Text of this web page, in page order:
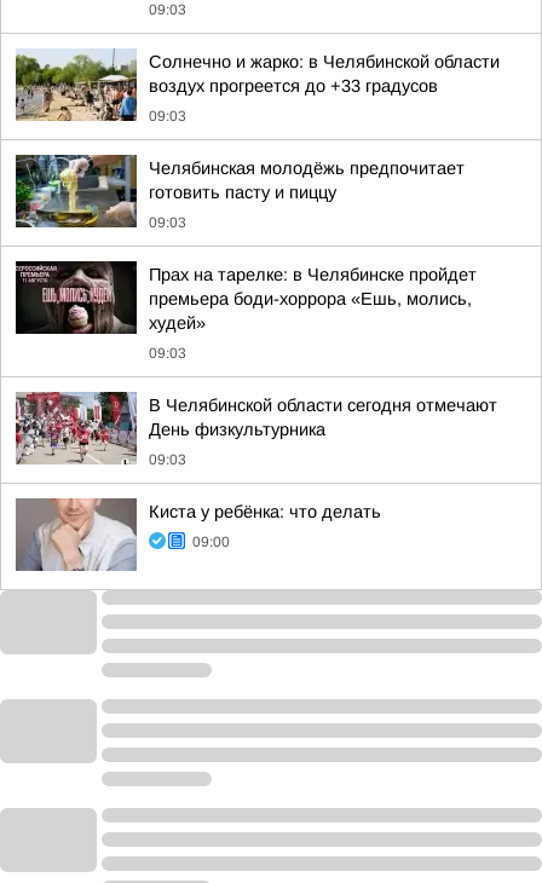
09:03
Солнечно и жарко: в Челябинской области
воздух прогреется до +33 градусов
09:03
Челябинская молодёжь предпочитает
готовить пасту и пиццу
09:03
Прах на тарелке: в Челябинске пройдет
премьера боди-хоррора «Ешь, молись,
худей»
09:03
В Челябинской области сегодня отмечают
День физкультурника
09:03
Киста у ребёнка: что делать
09:00